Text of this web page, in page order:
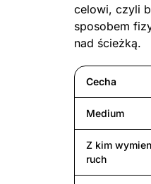
celowi, czyli
sposobem
nad ścieżką.
Cecha
Medium
Z kim
ruch